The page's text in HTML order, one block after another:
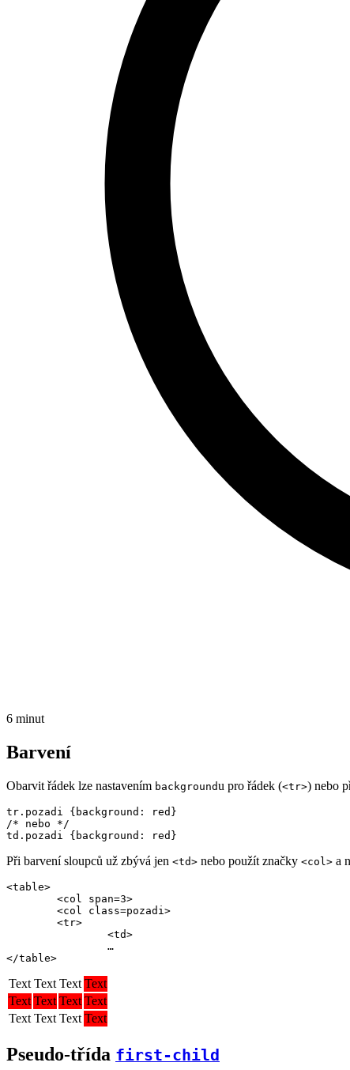
6 minut
Barvení
Obarvit řádek lze nastavením backgroundu pro řádek (<tr>) nebo
tr.pozadi {background: red}
/* nebo */
Při barvení sloupců už zbývá jen <td> nebo použít značky <col> a
<table>
</table>
Text Text Text Text
Text Text Text Text
Text Text Text Text
Pseudo-třída first-child